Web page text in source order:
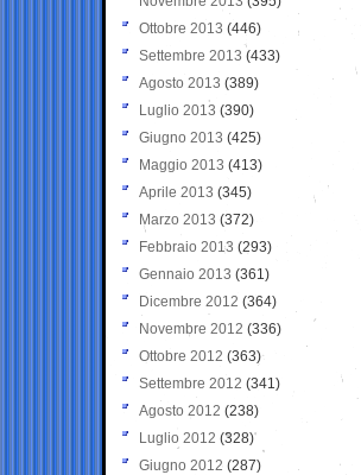
Ottobre 2013 (446)
Settembre 2013 (433)
Agosto 2013 (389)
Luglio 2013 (390)
Giugno 2013 (425)
Maggio 2013 (413)
Aprile 2013 (345)
Marzo 2013 (372)
Febbraio 2013 (293)
Gennaio 2013 (361)
Dicembre 2012 (364)
Novembre 2012 (336)
Ottobre 2012 (363)
Settembre 2012 (341)
Agosto 2012 (238)
Luglio 2012 (328)
Giugno 2012 (287)